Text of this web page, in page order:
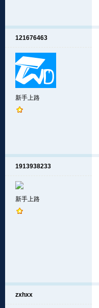
121676463
新手上路
1913938233
新手上路
zxhxx